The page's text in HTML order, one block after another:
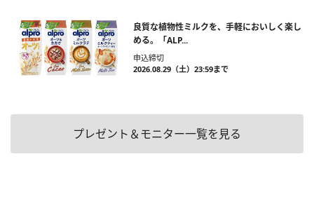
良質な植物性ミルクを、手軽においしく楽し
める。「ALP...
申込締切
2026.08.29（土）23:59まで
プレゼント＆モニター一覧を見る